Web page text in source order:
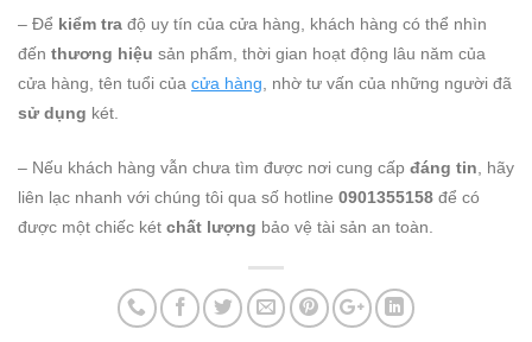
– Để kiểm tra độ uy tín của cửa hàng, khách hàng có thể nhìn
đến thương hiệu sản phẩm, thời gian hoạt động lâu năm của
cửa hàng, tên tuổi của cửa hàng , nhờ tư vấn của những người đã
sử dụng két.
– Nếu khách hàng vẫn chưa tìm được nơi cung cấp đáng tin , hãy
liên lạc nhanh với chúng tôi qua số hotline 0901355158 để có
được một chiếc két chất lượng bảo vệ tài sản an toàn.